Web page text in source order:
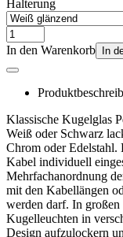
Halterung
In den Warenkorb In
Klassische Kugelglas
Weiß oder Schwarz
Chrom oder Edelstahl.
Kabel individuell
Mehrfachanordnung
mit den Kabellängen
werden darf. In
Kugelleuchten in
Design aufzulockern